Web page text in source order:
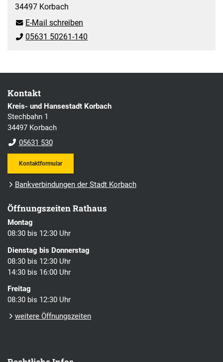
34497 Korbach
E-Mail schreiben
05631 50261-140
Kontakt
Kreis- und Hansestadt Korbach
Stechbahn 1
34497 Korbach
05631 530
Kontaktformular
Bankverbindungen der Stadt Korbach
Öffnungszeiten Rathaus
Montag
08:30 bis 12:30 Uhr
Dienstag bis Donnerstag
08:30 bis 12:30 Uhr
14:30 bis 16:00 Uhr
Freitag
08:30 bis 12:30 Uhr
weitere Öffnungszeiten